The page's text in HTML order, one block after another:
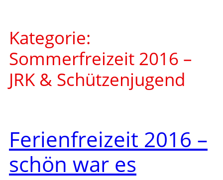
Kategorie:
Sommerfreizeit 2016 –
JRK & Schützenjugend
Ferienfreizeit 2016 –
schön war es